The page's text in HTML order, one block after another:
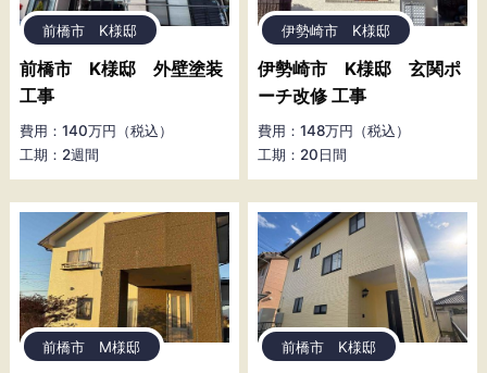
前橋市 K様邸
前橋市 K様邸 外壁塗装
工事
費用：140万円（税込）
工期：2週間
伊勢崎市 K様邸
伊勢崎市 K様邸 玄関ポ
ーチ改修 工事
費用：148万円（税込）
工期：20日間
前橋市 M様邸 前橋市 K様邸